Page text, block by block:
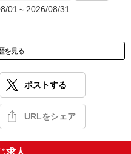
01～2026/08/31
を見る
ポストする
URLをシェア
求人